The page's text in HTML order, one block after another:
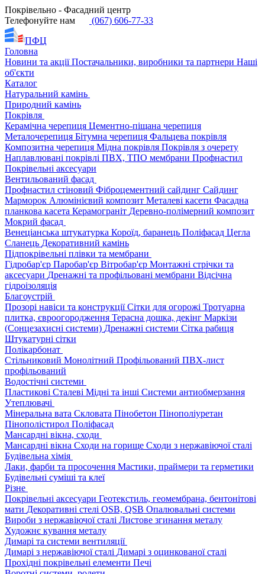
Покрівельно - Фасадний центр
Телефонуйте нам
(067) 606-77-33
ПФЦ
Головна
Новини та акціїПостачальники, виробники та партнери Наші
об'єкти
Каталог
Натуральний камінь
Природний камінь
Покрівля
Керамічна черепиця Цементно-піщана черепиця
Металочерепиця Бітумна черепиця Фальцева покрівля
Композитна черепиця Мідна покрівля Покрівля з очерету
Наплавлювані покрівлі ПВХ, ТПО мембрани Профнастил
Покрівельні аксесуари
Вентильований фасад
Профнастил стіновий Фіброцементний сайдинг Сайдинг
Марморок Алюмінієвий композит Металеві касети Фасадна
планкова касета Керамограніт Деревно-полімерний композит
Мокрий фасад
Венеціанська штукатурка Короїд, баранець Поліфасад Цегла
Сланець Декоративний камінь
Підпокрівельні плівки та мембрани
Гідробар'єр Паробар'єр Вітробар'єр Монтажні стрічки та
аксесуари Дренажні та профільовані мембрани Відсічна
гідроізоляція
Благоустрій
Прозорі навіси та конструкціїСітки для огорожі Тротуарна
плитка, євроогородження Терасна дошка, декінг Маркізи
(Сонцезахисні системи) Дренажні системи Сітка рабиця
Штукатурні сітки
Полікарбонат
Стільниковий Монолітний Профільований ПВХ-лист
профільований
Водостічні системи
Пластикові Сталеві Мідні та інші Системи антиобмерзання
Утеплювачі
Мінеральна вата Скловата Пінобетон Пінополіуретан
Пінополістирол Поліфасад
Мансардні вікна, сходи
Мансардні вікна Сходи на горище Сходи з нержавіючої сталі
Будівельна хімія
Лаки, фарби та просочення Мастики, праймери та герметики
Будівельні суміші та клеї
Різне
Покрівельні аксесуари Геотекстиль, геомембрана, бентонітові
мати Декоративні стелі OSB, QSB Опалювальні системи
Вироби з нержавіючої сталі Листове згинання металу
Художнє кування металу
Димарі та системи вентиляції
Димарі з нержавіючої сталі Димарі з оцинкованої сталі
Прохідні покрівельні елементи Печі